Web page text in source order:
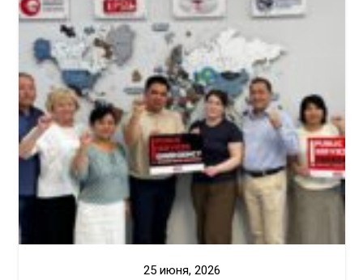
25 июня, 2026